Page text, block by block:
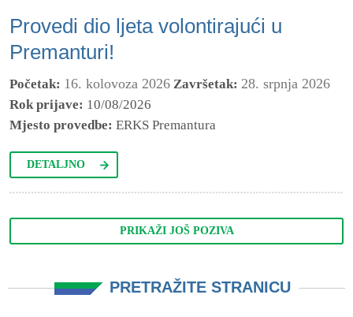
Provedi dio ljeta volontirajući u
Premanturi!
Početak: 16. kolovoza 2026 Završetak: 28. srpnja 2026
Rok prijave: 10/08/2026
Mjesto provedbe: ERKS Premantura
DETALJNO
PRIKAŽI JOŠ POZIVA
PRETRAŽITE STRANICU